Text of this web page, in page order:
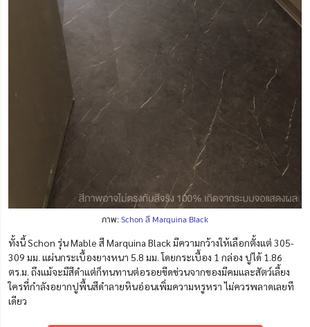
ภาพ:Schon สี Marquina Black
ทั้งนี้ Schon รุ่น Mable สี Marquina Black มีความกว้างให้เลือกตั้งแต่ 305-
309 มม. แผ่นกระเบื้องยางหนา 5.8 มม. โดยกระเบื้อง 1 กล่อง ปูได้ 1.86
ตร.ม. ถึงแม้จะมีสีดำแต่ก็ทนทานต่อรอยขีดข่วนจากของมีคมและสัตว์เลี้ยง
ใครที่กำลังอยากปูพื้นสีดำลายหินอ่อนเพิ่มความหรูหรา ไม่ควรพลาดเลยที
เดียว